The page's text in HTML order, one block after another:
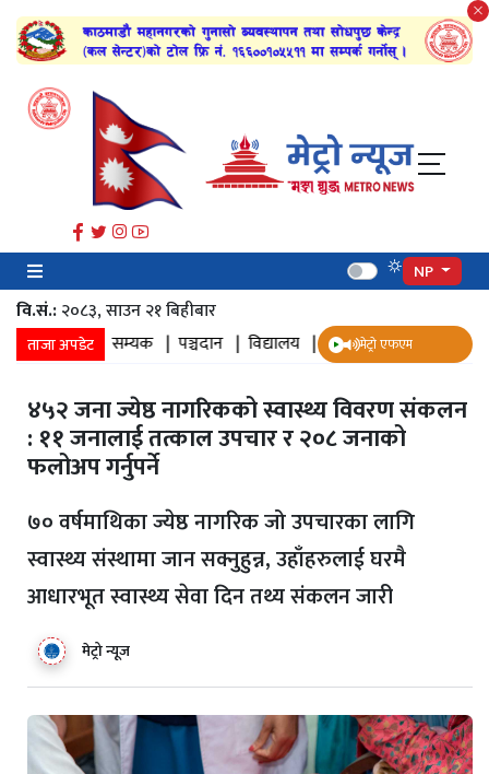
NP
वि.सं.:२०८३, साउन २१ बिहीबार
ताजा अपडेट
|सम्यक |पञ्चदान |विद्यालय |महेन्द्र भवन |संघ र स्थानीय
मेट्रो एफएम
४५२ जना ज्येष्ठ नागरिकको स्वास्थ्य विवरण संकलन
: ११ जनालाई तत्काल उपचार र २०८ जनाको
फलोअप गर्नुपर्ने
७० वर्षमाथिका ज्येष्ठ नागरिक जो उपचारका लागि
स्वास्थ्य संस्थामा जान सक्नुहुन्न, उहाँहरुलाई घरमै
आधारभूत स्वास्थ्य सेवा दिन तथ्य संकलन जारी
मेट्रो न्यूज